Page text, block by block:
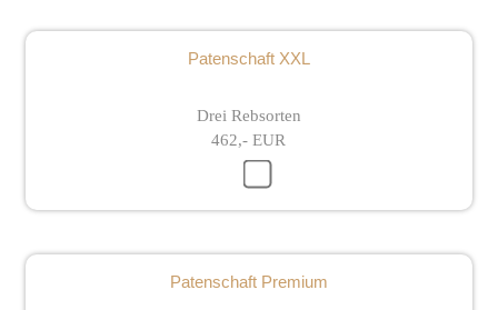
Patenschaft XXL
Drei Rebsorten
462,- EUR
Patenschaft Premium